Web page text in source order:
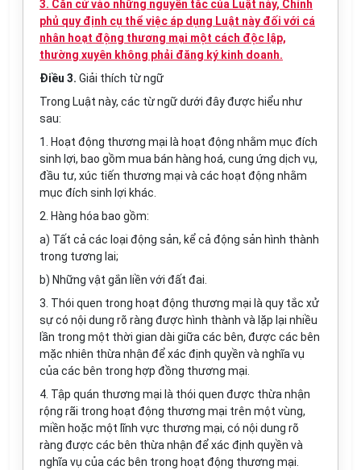
3. Căn cứ vào những nguyên tắc của Luật này, Chính
phủ quy định cụ thể việc áp dụng Luật này đối với cá
nhân hoạt động thương mại một cách độc lập,
thường xuyên không phải đăng ký kinh doanh.
Điều 3. Giải thích từ ngữ
Trong Luật này, các từ ngữ dưới đây được hiểu như
sau:
1. Hoạt động thương mại là hoạt động nhằm mục đích
sinh lợi, bao gồm mua bán hàng hoá, cung ứng dịch vụ,
đầu tư, xúc tiến thương mại và các hoạt động nhằm
mục đích sinh lợi khác.
2. Hàng hóa bao gồm:
a) Tất cả các loại động sản, kể cả động sản hình thành
trong tương lai;
b) Những vật gắn liền với đất đai.
3. Thói quen trong hoạt động thương mại là quy tắc xử
sự có nội dung rõ ràng được hình thành và lặp lại nhiều
lần trong một thời gian dài giữa các bên, được các bên
mặc nhiên thừa nhận để xác định quyền và nghĩa vụ
của các bên trong hợp đồng thương mại.
4. Tập quán thương mại là thói quen được thừa nhận
rộng rãi trong hoạt động thương mại trên một vùng,
miền hoặc một lĩnh vực thương mại, có nội dung rõ
ràng được các bên thừa nhận để xác định quyền và
nghĩa vụ của các bên trong hoạt động thương mại.